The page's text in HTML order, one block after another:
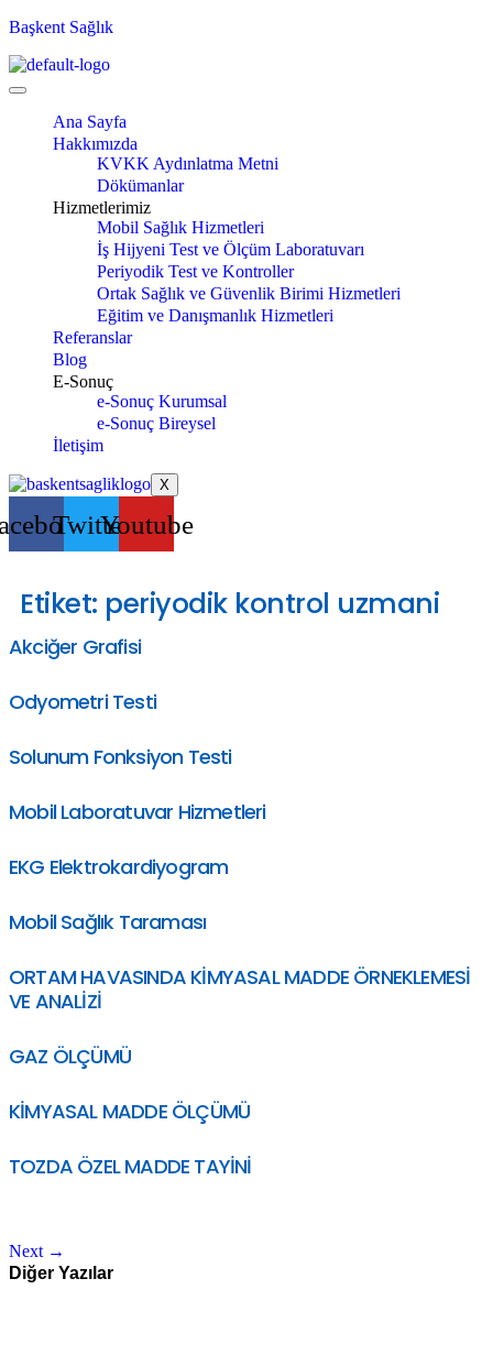
Başkent Sağlık
Ana Sayfa
Hakkımızda
KVKK Aydınlatma Metni
Dökümanlar
Hizmetlerimiz
Mobil Sağlık Hizmetleri
İş Hijyeni Test ve Ölçüm Laboratuvarı
Periyodik Test ve Kontroller
Ortak Sağlık ve Güvenlik Birimi Hizmetleri
Eğitim ve Danışmanlık Hizmetleri
Referanslar
Blog
E-Sonuç
e-Sonuç Kurumsal
e-Sonuç Bireysel
İletişim
X
TwitterYoutube
Etiket: periyodik kontrol uzmani
Akciğer Grafisi
Odyometri Testi
Solunum Fonksiyon Testi
Mobil Laboratuvar Hizmetleri
EKG Elektrokardiyogram
Mobil Sağlık Taraması
ORTAM HAVASINDA KİMYASAL MADDE ÖRNEKLEMESİ
VE ANALİZİ
GAZ ÖLÇÜMÜ
KİMYASAL MADDE ÖLÇÜMÜ
TOZDA ÖZEL MADDE TAYİNİ
Next →
Diğer Yazılar